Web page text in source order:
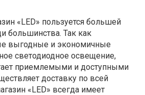
«LED» пользуется большей
большинства. Так как
выгодные и экономичные
светодиодное освещение,
приемлемыми и доступными
доставку по всей
«LED» всегда имеет